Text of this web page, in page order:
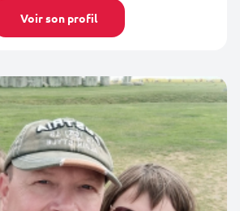
Voir son profil